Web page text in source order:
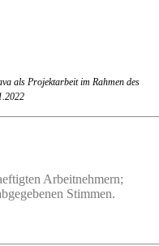
als Projektarbeit im Rahmen des
Arbeitnehmern;
Stimmen.